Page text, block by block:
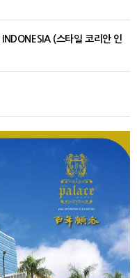
(스타일 코리안 인